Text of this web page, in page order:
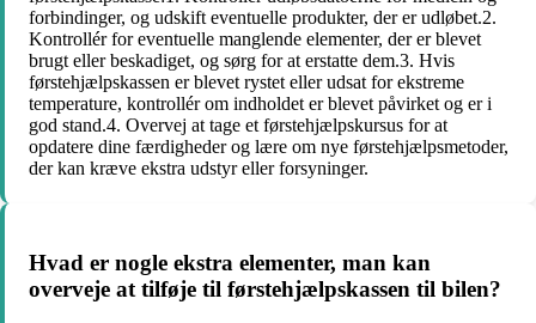
forbindinger, og udskift eventuelle produkter, der er udløbet.2.
Kontrollér for eventuelle manglende elementer, der er blevet
brugt eller beskadiget, og sørg for at erstatte dem.3. Hvis
førstehjælpskassen er blevet rystet eller udsat for ekstreme
temperature, kontrollér om indholdet er blevet påvirket og er i
god stand.4. Overvej at tage et førstehjælpskursus for at
opdatere dine færdigheder og lære om nye førstehjælpsmetoder,
der kan kræve ekstra udstyr eller forsyninger.
Hvad er nogle ekstra elementer, man kan
overveje at tilføje til førstehjælpskassen til bilen?